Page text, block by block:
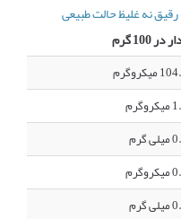
نه غلیظ حالت طبیعی
100 گرم